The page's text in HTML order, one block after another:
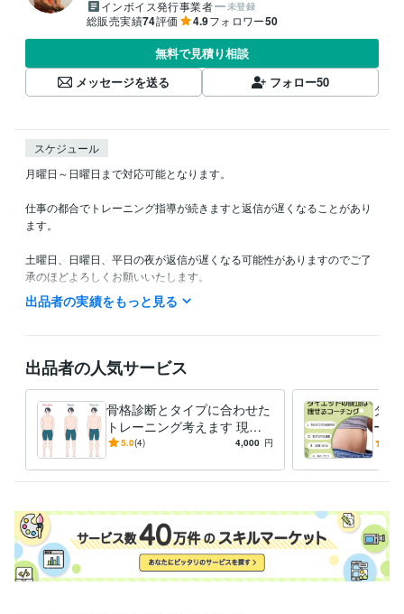
インボイス発行事業者
未登録
総販売実績74評価 4.9フォロワー50
無料で見積り相談
メッセージを送る
フォロー50
スケジュール
月曜日～日曜日まで対応可能となります。
仕事の都合でトレーニング指導が続きますと返信が遅くなることがあり
ます。
土曜日、日曜日、平日の夜が返信が遅くなる可能性がありますのでご了
承のほどよろしくお願いいたします。
経験職種
ライフスタイル・その他 / マッサージ師・セラピスト
経験年数 : 12
ライフスタイル・その他 / カウンセラー・コーチ
ライフスタイル・その他 / その他 経験年数 : 12年
職歴
株式会社加圧トレーニングスタジオ 2010年3月 ~ 2012年2月
資格・検定
取得年 : 2011年
全米エクササイズ＆スポーツトレーナー協会パーソナルトレーナー
取得年 : 2012年
加圧トレーニングインストラクター 取得年 : 2012年
出品者の実績をもっと見る
出品者の人気サービス
骨格診断とタイプに合わせた
トレーニング考えます 現役
パーソナルトレーナーが骨格
成
5.0(4) 4,000 円
ダイ
ーチ
ため